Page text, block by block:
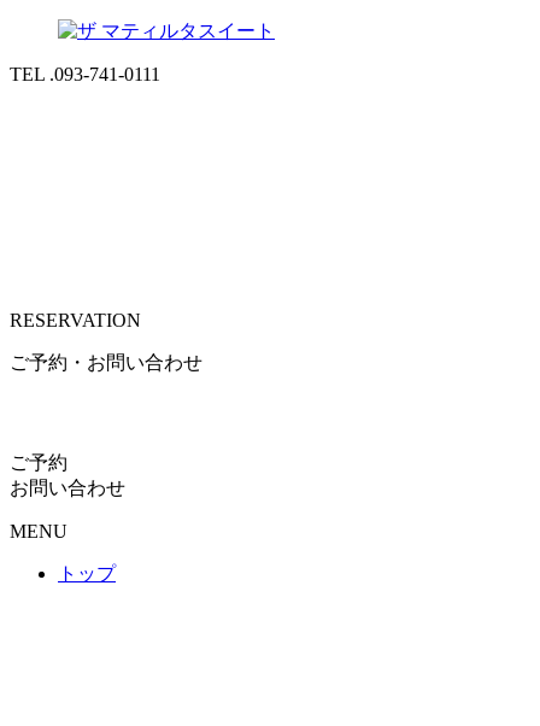
TEL .093-741-0111
RESERVATION
ご予約・お問い合わせ
ご予約
お問い合わせ
MENU
トップ